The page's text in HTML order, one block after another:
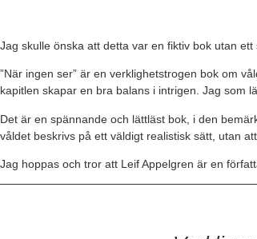
Jag skulle önska att detta var en fiktiv bok utan
”När ingen ser” är en verklighetstrogen bok om
kapitlen skapar en bra balans i intrigen. Jag som
Det är en spännande och lättläst bok, i den
våldet beskrivs på ett väldigt realistisk sätt, utan
Jag hoppas och tror att Leif Appelgren är en